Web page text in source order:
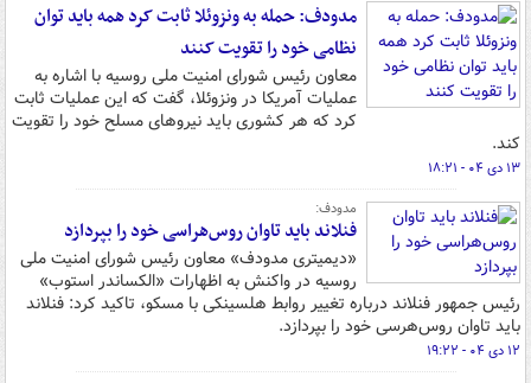
مدودف: حمله به ونزوئلا ثابت کرد همه باید توان
نظامی خود را تقویت کنند
معاون رئیس شورای امنیت ملی روسیه با اشاره به
عملیات آمریکا در ونزوئلا، گفت که این عملیات ثابت
کرد که هر کشوری باید نیروهای مسلح خود را تقویت
کند.
۱۳ دی ۰۴ - ۱۸:۲۱
مدودف:
فنلاند باید تاوان روس‌هراسی خود را بپردازد
«دیمیتری مدودف» معاون رئیس شورای امنیت ملی
روسیه در واکنش به اظهارات «الکساندر استوب»
رئیس جمهور فنلاند درباره تغییر روابط هلسینکی با مسکو، تاکید کرد: فنلاند
باید تاوان روس‌هرسی خود را بپردازد.
۱۲ دی ۰۴ - ۱۹:۲۲